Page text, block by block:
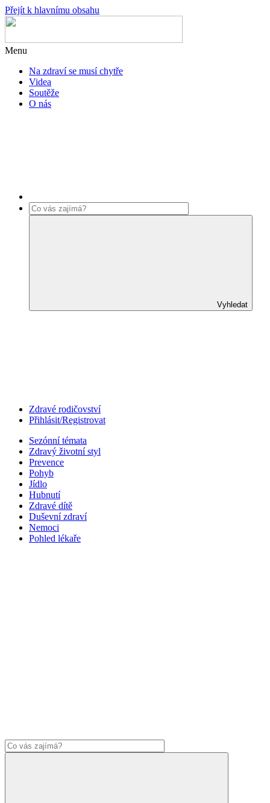
Přejít k hlavnímu obsahu
Menu
Na zdraví se musí chytře
Videa
Soutěže
O nás
Vyhledat
Zdravé rodičovství
Přihlásit/Registrovat
Sezónní témata
Zdravý životní styl
Prevence
Pohyb
Jídlo
Hubnutí
Zdravé dítě
Duševní zdraví
Nemoci
Pohled lékaře